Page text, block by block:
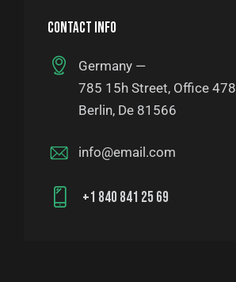
CONTACT INFO
Germany —
785 15h Street, Office 478
Berlin, De 81566
info@email.com
+1 840 841 25 69